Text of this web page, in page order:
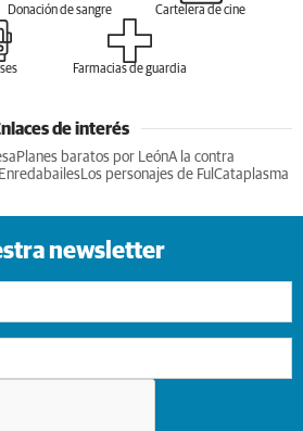
Donación de sangre Cartelera de cine
Farmacias de guardia
de interés
Planes baratos por LeónA la contra
Los personajes de Ful Cataplasma
newsletter